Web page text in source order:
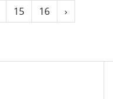
15 16 ›